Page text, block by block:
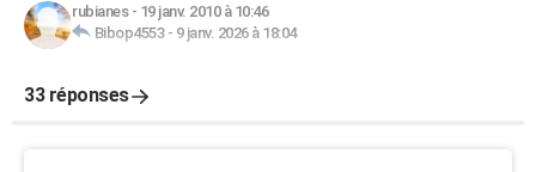
rubianes- 19 janv. 2010 à 10:46
Bibop4553- 9 janv. 2026 à 18:04
33 réponses